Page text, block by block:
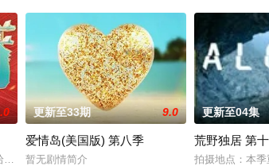
光”的氛围中，打造一家独具风格特色的田园餐厅。内容
更新至33期 9.0
爱情岛(美国版) 第八季
暂无剧情简介
更新至04集
荒野独居 第
拍摄地点：本